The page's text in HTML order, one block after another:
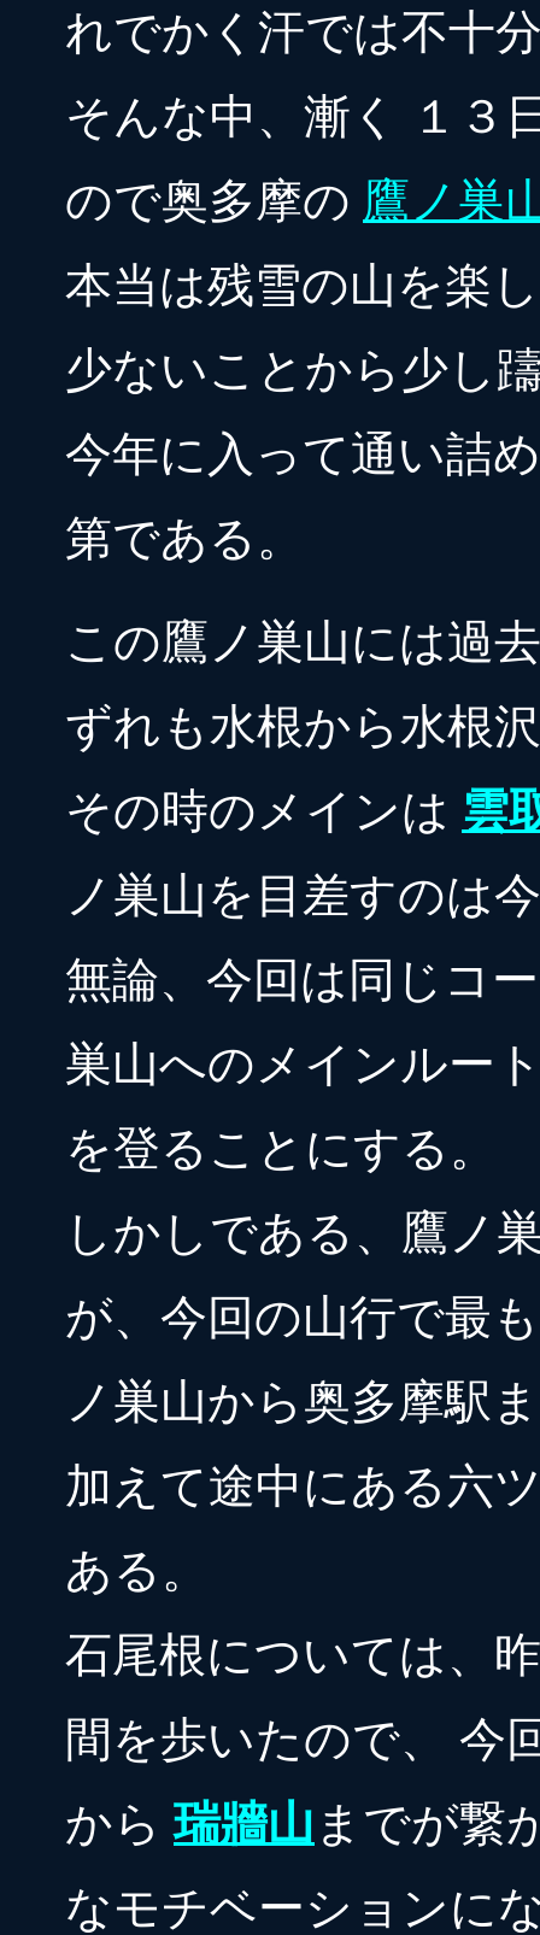
れでかく汗では不十
そんな中、漸く １３
ので奥多摩の 鷹ノ巣
本当は残雪の山を楽
少ないことから少し
今年に入って通い詰
第である。
この鷹ノ巣山には過
ずれも水根から水根
その時のメインは 雲
ノ巣山を目差すのは
無論、今回は同じコ
巣山へのメインルー
を登ることにする。
しかしである、鷹ノ
が、今回の山行で最
ノ巣山から奥多摩駅
加えて途中にある六
ある。
石尾根については、
間を歩いたので、 今
から瑞牆山 までが繋
なモチベーションに